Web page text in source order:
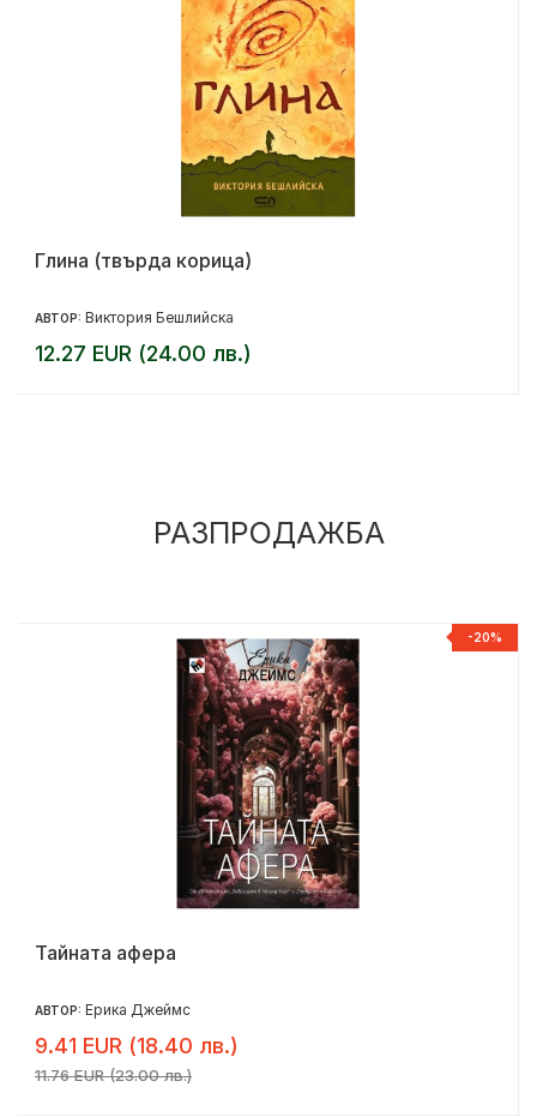
Глина (твърда корица)
АВТОР: Виктория Бешлийска
12.27 EUR (24.00 лв.)
РАЗПРОДАЖБА
-20%
Тайната афера
АВТОР: Ерика Джеймс
9.41 EUR (18.40 лв.)
11.76 EUR (23.00 лв.)